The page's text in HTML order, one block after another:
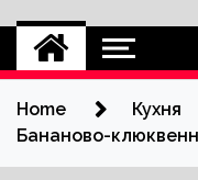
Home
Кухня
Бананово-